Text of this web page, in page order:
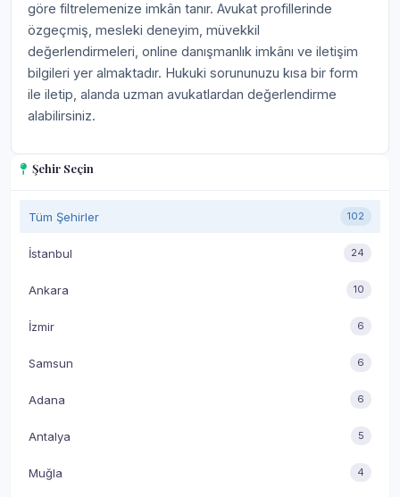
Şehir Seçin
Tüm Şehirler 102
İstanbul 24
Ankara 10
İzmir 6
Samsun 6
Adana 6
Antalya 5
Muğla 4
göre filtrelemenize imkân tanır. Avukat profillerinde
özgeçmiş, mesleki deneyim, müvekkil
değerlendirmeleri, online danışmanlık imkânı ve iletişim
bilgileri yer almaktadır. Hukuki sorununuzu kısa bir form
ile iletip, alanda uzman avukatlardan değerlendirme
alabilirsiniz.